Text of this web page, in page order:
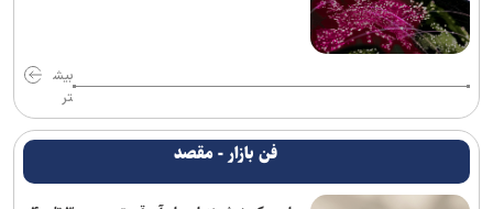
بیش
تر
فن بازار - مقصد